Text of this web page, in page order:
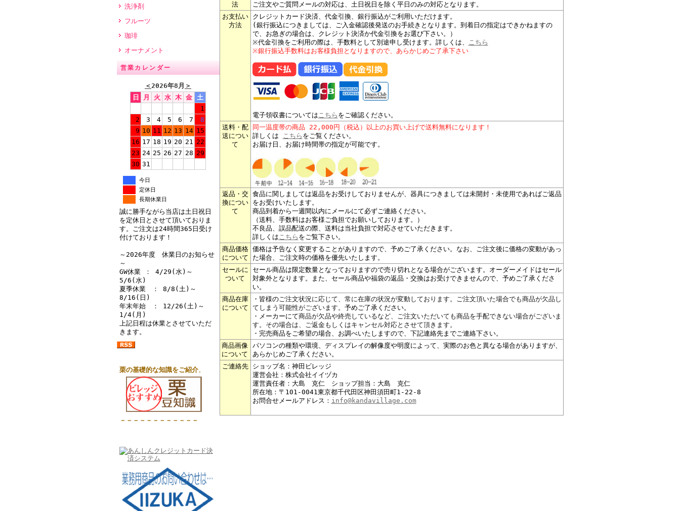
洗浄剤
フルーツ
珈琲
オーナメント
営業カレンダー
＜2026年8月 ＞
日
月 火 水 木 金 土
1
2
3 4 5 6 7
8
9 10 11 12 13 14 15
16 17 18 19 20 21 22
23 24 25 26 27 28 29
30 31
今日
定休日
長期休業日
誠に勝手ながら当店は土日祝日
を定休日とさせて頂いておりま
す。ご注文は24時間365日受け
付けております！
～2026年度 休業日のお知らせ
～
GW休業 ： 4/29(水)～
5/6(水)
夏季休業 ： 8/8(土)～
8/16(日)
年末年始 ： 12/26(土)～
1/4(月)
上記日程は休業とさせていただ
きます。
栗の基礎的な知識をご紹介。
－－－－－－－－－－－－
法
ご注文やご質問メールの対応は、土日祝日を除く平日のみの対応となります。
お支払い
方法
クレジットカード決済、代金引換、銀行振込がご利用いただけます。
(銀行振込につきましては、ご入金確認後発送のお手続きとなります。到着日の指定はできかねますの
で、お急ぎの場合は、クレジット決済か代金引換をお選び下さい。）
※代金引換をご利用の際は、手数料として別途申し受けます。詳しくは、 こちら
※銀行振込手数料はお客様負担となりますので、あらかじめご了承下さい
電子領収書についてはこちら をご確認ください。
送料・配
送につい
て
同一温度帯の商品 22,000円（税込）以上のお買い上げで送料無料になります！
詳しくは こちら をご覧ください。
お届け日、お届け時間帯の指定が可能です。
返品・交
換につい
て
食品に関しましては返品をお受けしておりませんが、器具につきましては未開封・未使用であればご返品
をお受けいたします。
商品到着から一週間以内にメールにて必ずご連絡ください。
（送料、手数料はお客様ご負担でお願いしております。）
不良品、誤品配送の際、送料は当社負担で対応させていただきます。
詳しくはこちら をご覧下さい。
商品価格
について
価格は予告なく変更することがありますので、予めご了承ください。なお、ご注文後に価格の変動があっ
た場合、ご注文時の価格を優先いたします。
セールに
ついて
セール商品は限定数量となっておりますので売り切れとなる場合がございます。オーダーメイドはセール
対象外となります。また、セール商品や福袋の返品・交換はお受けできませんので、予めご了承くださ
い。
商品在庫
について
・皆様のご注文状況に応じて、常に在庫の状況が変動しております。ご注文頂いた場合でも商品が欠品し
てしまう可能性がございます。 予めご了承ください。
・メーカーにて商品が欠品や終売しているなど、ご注文いただいても商品を手配できない場合がございま
す。その場合は、ご返金もしくはキャンセル対応とさせて頂きます。
・完売商品をご希望の場合、お調べいたしますので、下記連絡先までご連絡下さい。
商品画像
について
パソコンの種類や環境、ディスプレイの解像度や明度によって、実際のお色と異なる場合がありますが、
あらかじめご了承ください。
ご連絡先
ショップ名：神田ビレッジ
運営会社：株式会社イイヅカ
運営責任者：大島 克仁 ショップ担当：大島 克仁
所在地：〒101-0041東京都千代田区神田須田町1-22-8
お問合せメールアドレス： info@kandavillage.com